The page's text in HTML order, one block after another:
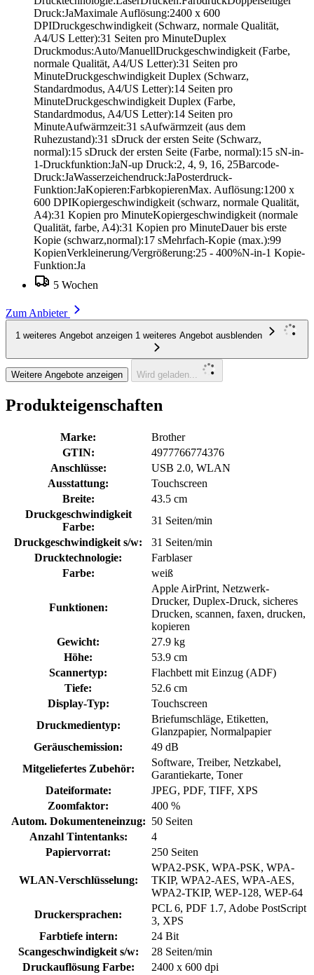
Druck:JaMaximale Auflösung:2400 x 600
DPIDruckgeschwindigkeit (Schwarz, normale Qualität,
A4/US Letter):31 Seiten pro MinuteDuplex
Druckmodus:Auto/ManuellDruckgeschwindigkeit (Farbe,
normale Qualität, A4/US Letter):31 Seiten pro
MinuteDruckgeschwindigkeit Duplex (Schwarz,
Standardmodus, A4/US Letter):14 Seiten pro
MinuteDruckgeschwindigkeit Duplex (Farbe,
Standardmodus, A4/US Letter):14 Seiten pro
MinuteAufwärmzeit:31 sAufwärmzeit (aus dem
Ruhezustand):31 sDruck der ersten Seite (Schwarz,
normal):15 sDruck der ersten Seite (Farbe, normal):15 sN-in-
1-Druckfunktion:JaN-up Druck:2, 4, 9, 16, 25Barcode-
Druck:JaWasserzeichendruck:JaPosterdruck-
Funktion:JaKopieren:FarbkopierenMax. Auflösung:1200 x
600 DPIKopiergeschwindigkeit (schwarz, normale Qualität,
A4):31 Kopien pro MinuteKopiergeschwindigkeit (normale
Qualität, farbe, A4):31 Kopien pro MinuteDauer bis erste
Kopie (schwarz,normal):17 sMehrfach-Kopie (max.):99
KopienVerkleinerung/Vergrößerung:25 - 400%N-in-1 Kopie-
Funktion:Ja
5 Wochen
Zum Anbieter
1 weiteres Angebot anzeigen 1 weiteres Angebot ausblenden
Weitere Angebote anzeigen Wird geladen...
Produkteigenschaften
Marke:
Brother
GTIN:
4977766774376
Anschlüsse:
USB 2.0, WLAN
Ausstattung:
Touchscreen
Breite:
43.5 cm
Druckgeschwindigkeit
Farbe:
31 Seiten/min
Druckgeschwindigkeit s/w:
31 Seiten/min
Drucktechnologie:
Farblaser
Farbe:
weiß
Funktionen:
Apple AirPrint, Netzwerk-
Drucker, Duplex-Druck, sicheres
Drucken, scannen, faxen, drucken,
kopieren
Gewicht:
27.9 kg
Höhe:
53.9 cm
Scannertyp:
Flachbett mit Einzug (ADF)
Tiefe:
52.6 cm
Display-Typ:
Touchscreen
Druckmedientyp:
Briefumschläge, Etiketten,
Glanzpapier, Normalpapier
Geräuschemission:
49 dB
Mitgeliefertes Zubehör:
Software, Treiber, Netzkabel,
Garantiekarte, Toner
Dateiformate:
JPEG, PDF, TIFF, XPS
Zoomfaktor:
400 %
Autom. Dokumenteneinzug: 50 Seiten
Anzahl Tintentanks:
4
Papiervorrat:
250 Seiten
WLAN-Verschlüsselung:
WPA2-PSK, WPA-PSK, WPA-
TKIP, WPA2-AES, WPA-AES,
WPA2-TKIP, WEP-128, WEP-64
Druckersprachen:
PCL 6, PDF 1.7, Adobe PostScript
3, XPS
Farbtiefe intern:
24 Bit
Scangeschwindigkeit s/w:
28 Seiten/min
Druckauflösung Farbe:
2400 x 600 dpi